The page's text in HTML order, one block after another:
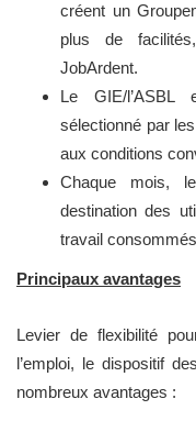
créent un
plus de
JobArdent.
Le GIE/l’ASBL
sélectionné par
aux conditions
Chaque mois,
destination des
travail
Principaux avantages
Levier de flexibilité
l’emploi, le dispositif
nombreux avantages :